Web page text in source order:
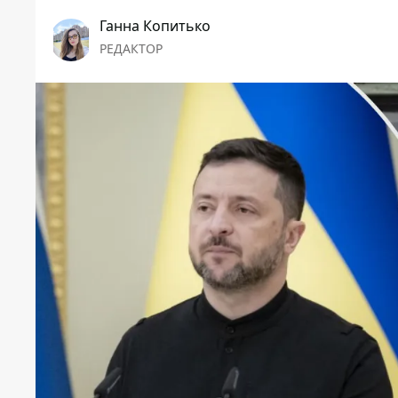
Ганна Копитько
РЕДАКТОР